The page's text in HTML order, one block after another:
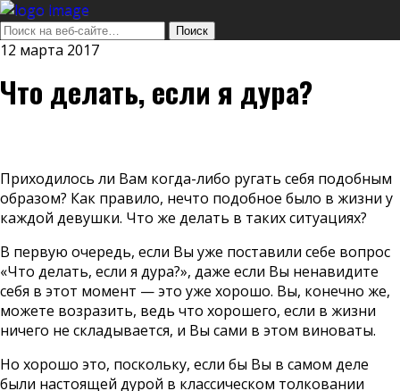
12 марта 2017
Что делать, если я дура?
Приходилось ли Вам когда-либо ругать себя подобным
образом? Как правило, нечто подобное было в жизни у
каждой девушки. Что же делать в таких ситуациях?
В первую очередь, если Вы уже поставили себе вопрос
«Что делать, если я дура?», даже если Вы ненавидите
себя в этот момент — это уже хорошо. Вы, конечно же,
можете возразить, ведь что хорошего, если в жизни
ничего не складывается, и Вы сами в этом виноваты.
Но хорошо это, поскольку, если бы Вы в самом деле
были настоящей дурой в классическом толковании